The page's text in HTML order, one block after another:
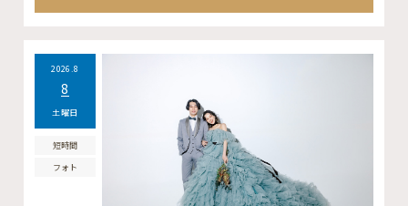
2026.8
8
土曜日
短時間
フォト